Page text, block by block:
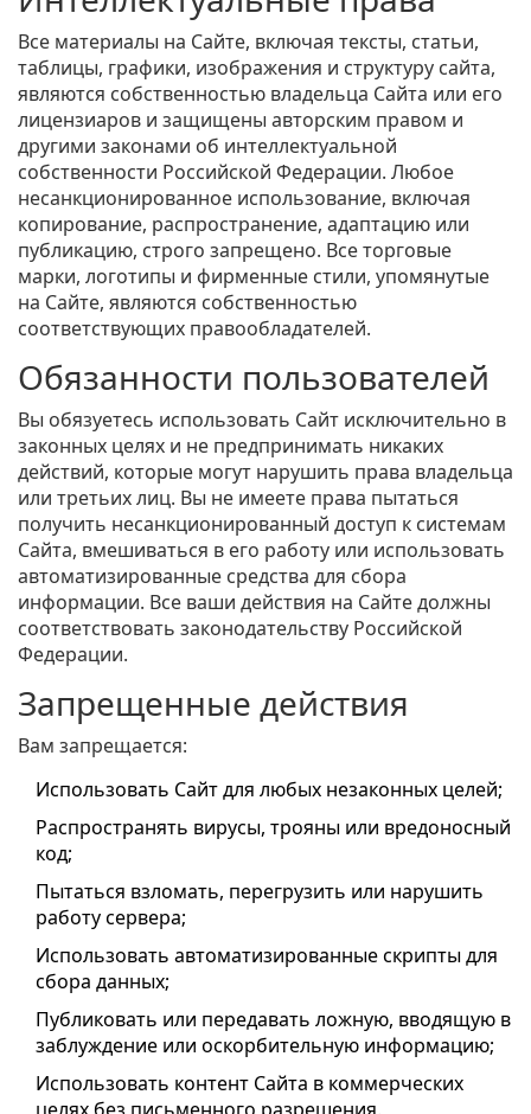
Все материалы на Сайте, включая тексты, статьи,
таблицы, графики, изображения и структуру сайта,
являются собственностью владельца Сайта или его
лицензиаров и защищены авторским правом и
другими законами об интеллектуальной
собственности Российской Федерации. Любое
несанкционированное использование, включая
копирование, распространение, адаптацию или
публикацию, строго запрещено. Все торговые
марки, логотипы и фирменные стили, упомянутые
на Сайте, являются собственностью
соответствующих правообладателей.
Обязанности пользователей
Вы обязуетесь использовать Сайт исключительно в
законных целях и не предпринимать никаких
действий, которые могут нарушить права владельца
или третьих лиц. Вы не имеете права пытаться
получить несанкционированный доступ к системам
Сайта, вмешиваться в его работу или использовать
автоматизированные средства для сбора
информации. Все ваши действия на Сайте должны
соответствовать законодательству Российской
Федерации.
Запрещенные действия
Вам запрещается:
Использовать Сайт для любых незаконных целей;
Распространять вирусы, трояны или вредоносный
код;
Пытаться взломать, перегрузить или нарушить
работу сервера;
Использовать автоматизированные скрипты для
сбора данных;
Публиковать или передавать ложную, вводящую в
заблуждение или оскорбительную информацию;
Использовать контент Сайта в коммерческих